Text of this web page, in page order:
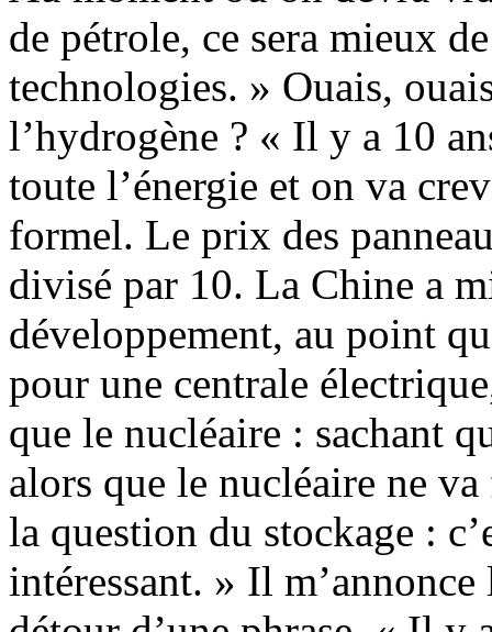
de pétrole, ce sera mieux
technologies. » Ouais,
l’hydrogène ? « Il y a 10
toute l’énergie et on va
formel. Le prix des
divisé par 10. La Chine a
développement, au point
pour une centrale
que le nucléaire : sachant
alors que le nucléaire ne
la question du stockage :
intéressant. » Il